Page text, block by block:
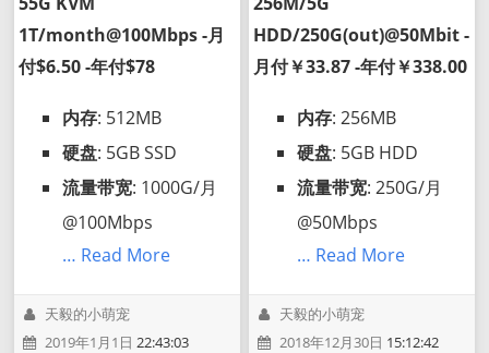
1T/month@100Mbps -月
付$6.50 -年付$78
内存: 512MB
硬盘: 5GB SSD
流量带宽: 1000G/月
@100Mbps
… Read More
天毅的小萌宠
2019年1月1日 22:43:03
HDD/250G(out)@50Mbit -
月付￥33.87 -年付￥338.00
内存: 256MB
硬盘: 5GB HDD
流量带宽: 250G/月
@50Mbps
… Read More
天毅的小萌宠
2018年12月30日 15:12:42